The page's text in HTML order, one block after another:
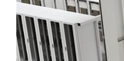
相信很多人對
腦中唯一的可
近年來， GPU
用來做功能強